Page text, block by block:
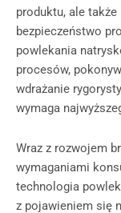
produktu, ale
bezpieczeństwo
powlekania
procesów,
wdrażanie
wymaga
Wraz z rozwojem
wymaganiami
technologia
z pojawieniem się